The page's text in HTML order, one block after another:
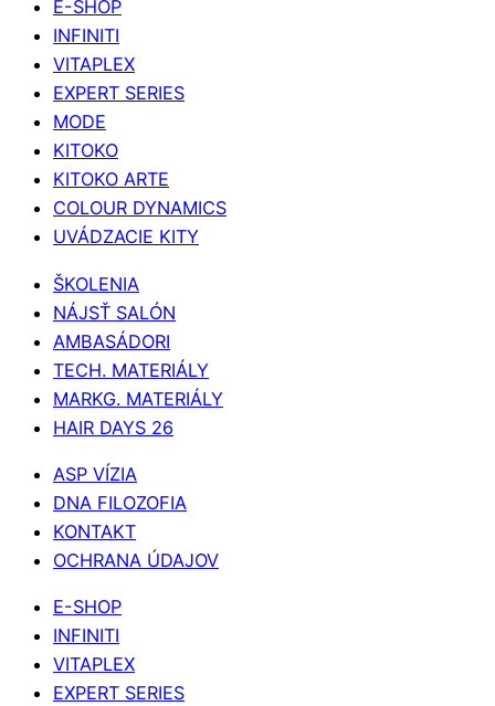
E-SHOP
INFINITI
VITAPLEX
EXPERT SERIES
MODE
KITOKO
KITOKO ARTE
COLOUR DYNAMICS
UVÁDZACIE KITY
ŠKOLENIA
NÁJSŤ SALÓN
AMBASÁDORI
TECH. MATERIÁLY
MARKG. MATERIÁLY
HAIR DAYS 26
ASP VÍZIA
DNA FILOZOFIA
KONTAKT
OCHRANA ÚDAJOV
E-SHOP
INFINITI
VITAPLEX
EXPERT SERIES